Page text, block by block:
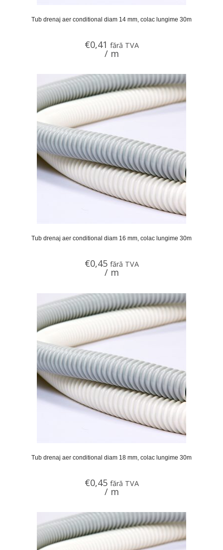
Tub drenaj aer conditional diam 14 mm, colac lungime 30m
€0,41 fără TVA
/ m
Tub drenaj aer conditional diam 16 mm, colac lungime 30m
€0,45 fără TVA
/ m
Tub drenaj aer conditional diam 18 mm, colac lungime 30m
€0,45 fără TVA
/ m